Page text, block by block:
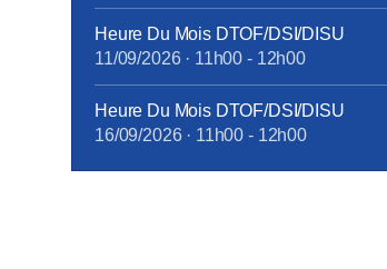
Heure Du Mois DTOF/DSI/DISU
11/09/2026· 11h00 - 12h00
Heure Du Mois DTOF/DSI/DISU
16/09/2026· 11h00 - 12h00